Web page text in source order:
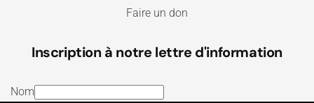
Faire un don
Inscription à notre lettre d'information
Nom